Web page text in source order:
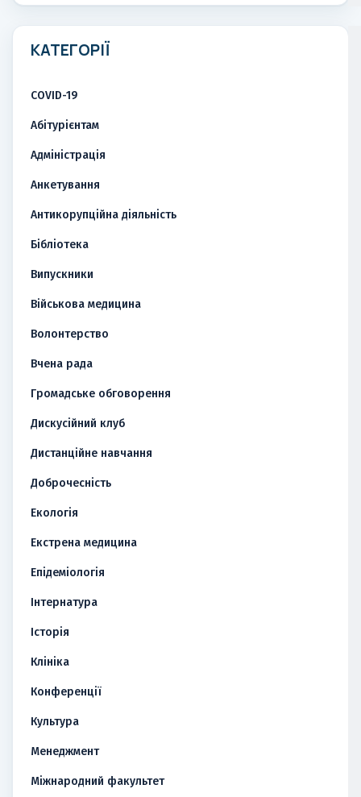
КАТЕГОРІЇ
COVID-19
Абітурієнтам
Адміністрація
Анкетування
Антикорупційна діяльність
Бібліотека
Випускники
Військова медицина
Волонтерство
Вчена рада
Громадське обговорення
Дискусійний клуб
Дистанційне навчання
Доброчесність
Екологія
Екстрена медицина
Епідеміологія
Інтернатура
Історія
Клініка
Конференції
Культура
Менеджмент
Міжнародний факультет